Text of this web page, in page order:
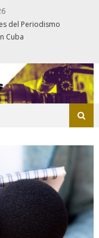
del Periodismo
Cuba